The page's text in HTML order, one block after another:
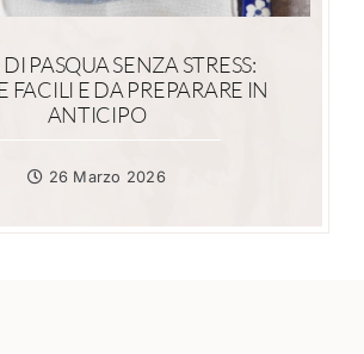
PASQUA SENZA STRESS:
FACILI E DA PREPARARE IN
ANTICIPO
26 Marzo 2026